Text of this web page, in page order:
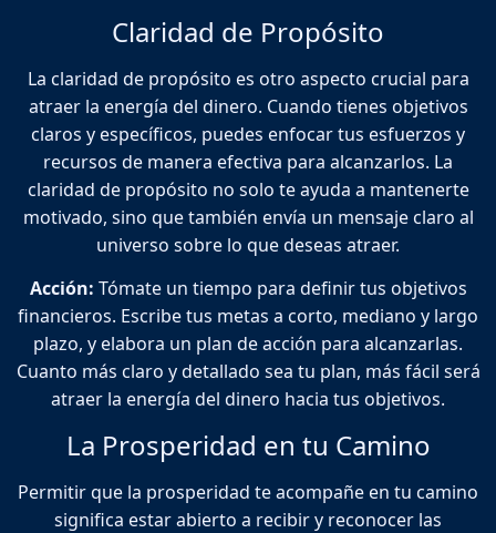
Claridad de Propósito
La claridad de propósito es otro aspecto crucial para
atraer la energía del dinero. Cuando tienes objetivos
claros y específicos, puedes enfocar tus esfuerzos y
recursos de manera efectiva para alcanzarlos. La
claridad de propósito no solo te ayuda a mantenerte
motivado, sino que también envía un mensaje claro al
universo sobre lo que deseas atraer.
Acción: Tómate un tiempo para definir tus objetivos
financieros. Escribe tus metas a corto, mediano y largo
plazo, y elabora un plan de acción para alcanzarlas.
Cuanto más claro y detallado sea tu plan, más fácil será
atraer la energía del dinero hacia tus objetivos.
La Prosperidad en tu Camino
Permitir que la prosperidad te acompañe en tu camino
significa estar abierto a recibir y reconocer las